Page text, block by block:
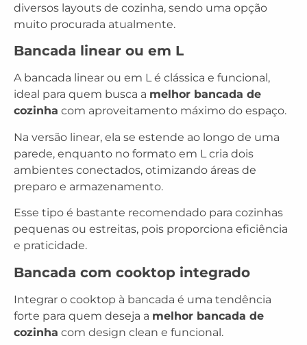
diversos layouts de cozinha, sendo uma opção
muito procurada atualmente.
Bancada linear ou em L
A bancada linear ou em L é clássica e funcional,
ideal para quem busca a melhor bancada de
cozinha com aproveitamento máximo do espaço.
Na versão linear, ela se estende ao longo de uma
parede, enquanto no formato em L cria dois
ambientes conectados, otimizando áreas de
preparo e armazenamento.
Esse tipo é bastante recomendado para cozinhas
pequenas ou estreitas, pois proporciona eficiência
e praticidade.
Bancada com cooktop integrado
Integrar o cooktop à bancada é uma tendência
forte para quem deseja a melhor bancada de
cozinha com design clean e funcional.